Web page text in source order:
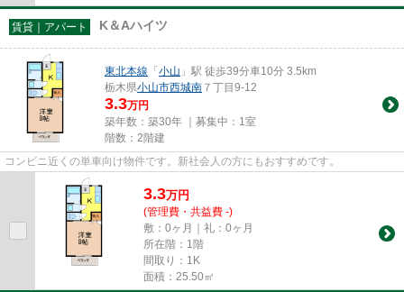
賃貸｜アパート K＆Aハイツ
東北本線 「小山 」駅 徒歩39分車10分 3.5km
栃木県小山市西城南 ７丁目9-12
3.3万円
築年数：築30年 ｜募集中： 1室
階数：2階建
コンビニ近くの単車向け物件です。新社会人の方にもおすすめです。
3.3万円
(管理費・共益費 -)
敷：0ヶ月｜礼：0ヶ月
所在階：1階
間取り：1K
面積：25.50㎡